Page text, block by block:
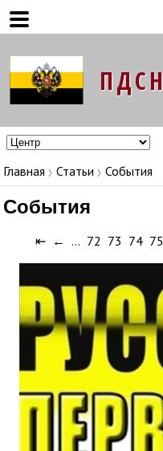
Главная Статьи События
События
⇤ ← … 72 73 74 75